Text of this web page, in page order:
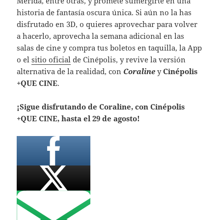
historia de fantasía oscura única. Si aún no la has
disfrutado en 3D, o quieres aprovechar para volver
a hacerlo, aprovecha la semana adicional en las
salas de cine y compra tus boletos en taquilla, la App
o elsitio oficial de Cinépolis, y revive la versión
alternativa de la realidad, con Coraline yCinépolis
+QUE CINE.
¡Sigue disfrutando de Coraline, con Cinépolis
+QUE CINE, hasta el 29 de agosto!